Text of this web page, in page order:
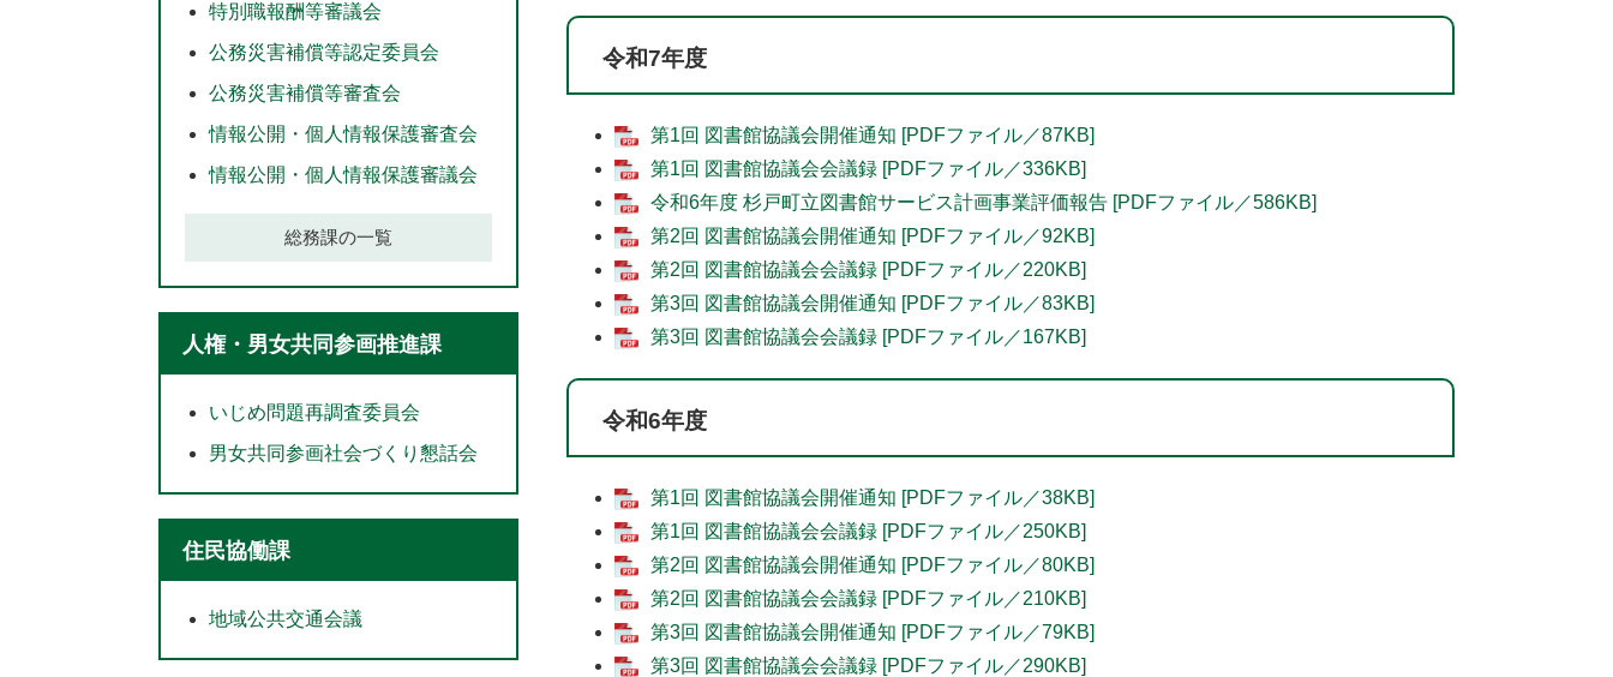
​令和7年度
第1回 図書館協議会開催通知 [PDFファイル／87KB]
第1回 図書館協議会会議録 [PDFファイル／336KB]
令和6年度 杉戸町立図書館サービス計画事業評価報告 [PDFファイル／586KB]
第2回 図書館協議会開催通知 [PDFファイル／92KB]
第2回 図書館協議会会議録 [PDFファイル／220KB]
第3回 図書館協議会開催通知 [PDFファイル／83KB]
第3回 図書館協議会会議録 [PDFファイル／167KB]
令和6年度
第1回 図書館協議会開催通知 [PDFファイル／38KB]
第1回 図書館協議会会議録 [PDFファイル／250KB]
第2回 図書館協議会開催通知 [PDFファイル／80KB]
第2回 図書館協議会会議録 [PDFファイル／210KB]
第3回 図書館協議会開催通知 [PDFファイル／79KB]
第3回 図書館協議会会議録 [PDFファイル／290KB]
特別職報酬等審議会
公務災害補償等認定委員会
公務災害補償等審査会
情報公開・個人情報保護審査会
情報公開・個人情報保護審議会
総務課の一覧
人権・男女共同参画推進課
いじめ問題再調査委員会
男女共同参画社会づくり懇話会
住民協働課
地域公共交通会議